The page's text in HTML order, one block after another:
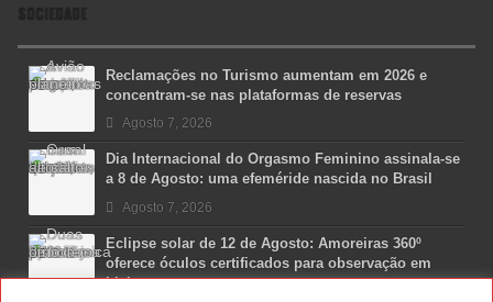
SOCIEDADE
Reclamações no Turismo aumentam em 2026 e
concentram-se nas plataformas de reservas
Agosto 7, 2026
Dia Internacional do Orgasmo Feminino assinala-se
a 8 de Agosto: uma efeméride nascida no Brasil
Agosto 7, 2026
Eclipse solar de 12 de Agosto: Amoreiras 360º
oferece óculos certificados para observação em
Lisboa